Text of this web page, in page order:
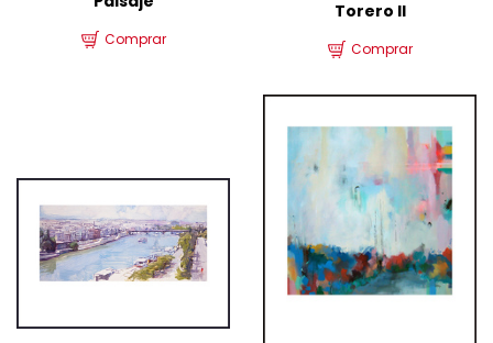
Comprar
Torero II
Comprar